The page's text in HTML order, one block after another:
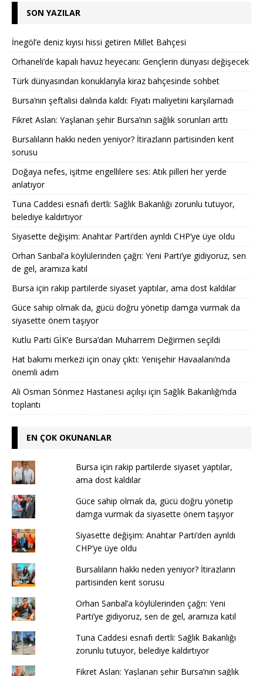
SON YAZILAR
İnegöl’e deniz kıyısı hissi getiren Millet Bahçesi
Orhaneli’de kapalı havuz heyecanı: Gençlerin dünyası değişecek
Türk dünyasından konuklarıyla kiraz bahçesinde sohbet
Bursa’nın şeftalisi dalında kaldı: Fiyatı maliyetini karşılamadı
Fikret Aslan: Yaşlanan şehir Bursa’nın sağlık sorunları arttı
Bursalıların hakkı neden yeniyor? İtirazların partisinden kent
sorusu
Doğaya nefes, işitme engellilere ses: Atık pilleri her yerde
anlatıyor
Tuna Caddesi esnafı dertli: Sağlık Bakanlığı zorunlu tutuyor,
belediye kaldırtıyor
Siyasette değişim: Anahtar Parti’den ayrıldı CHP’ye üye oldu
Orhan Sarıbal’a köylülerinden çağrı: Yeni Parti’ye gidiyoruz, sen
de gel, aramıza katıl
Bursa için rakip partilerde siyaset yaptılar, ama dost kaldılar
Güce sahip olmak da, gücü doğru yönetip damga vurmak da
siyasette önem taşıyor
Kutlu Parti GİK’e Bursa’dan Muharrem Değirmen seçildi
Hat bakımı merkezi için onay çıktı: Yenişehir Havaalanı’nda
önemli adım
Ali Osman Sönmez Hastanesi açılışı için Sağlık Bakanlığı’nda
toplantı
EN ÇOK OKUNANLAR
Bursa için rakip partilerde siyaset yaptılar,
ama dost kaldılar
Güce sahip olmak da, gücü doğru yönetip
damga vurmak da siyasette önem taşıyor
Siyasette değişim: Anahtar Parti’den ayrıldı
CHP’ye üye oldu
Bursalıların hakkı neden yeniyor? İtirazların
partisinden kent sorusu
Orhan Sarıbal’a köylülerinden çağrı: Yeni
Parti’ye gidiyoruz, sen de gel, aramıza katıl
Tuna Caddesi esnafı dertli: Sağlık Bakanlığı
zorunlu tutuyor, belediye kaldırtıyor
Fikret Aslan: Yaşlanan şehir Bursa’nın sağlık